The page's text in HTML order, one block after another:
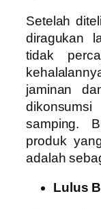
Setelah
diragukan
tidak
jaminan
samping.
produk
adalah
Lulus